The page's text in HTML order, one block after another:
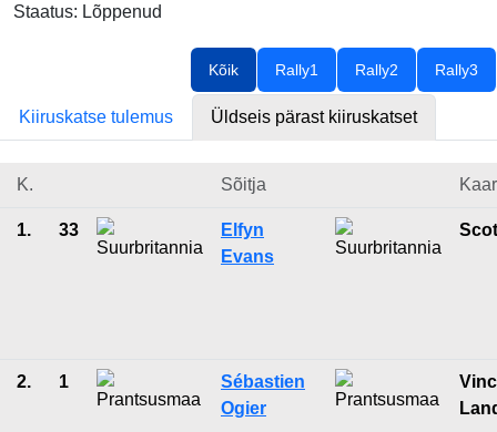
Staatus: Lõppenud
Kõik Rally1 Rally2 Rally3
Kiiruskatse tulemus Üldseis pärast kiiruskatset
K. Sõitja
1. 33
Elfyn
Evans
2. 1
Sébastien
Ogier